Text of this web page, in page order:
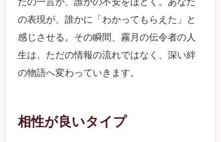
の表現が、誰かに「わかってもらえた」と
感じさせる。その瞬間、霧月の伝令者の人
生は、ただの情報の流れではなく、深い絆
の物語へ変わっていきます。
相性が良いタイプ